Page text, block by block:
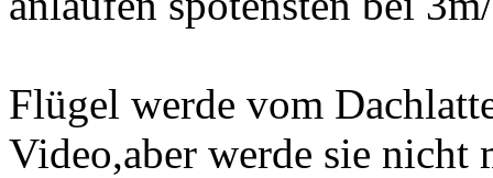
Flügel werde vom
Video,aber werde sie nicht